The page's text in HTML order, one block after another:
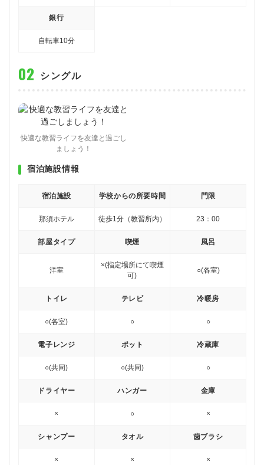
銀行
自転車10分
シングル
快適な教習ライフを友達と過ごし
ましょう！
宿泊施設情報
宿泊施設
那須ホテル
学校からの所要時間
徒歩1分（教習所内）
門限
23：00
部屋タイプ
洋室
喫煙
×(指定場所にて喫煙
可)
風呂
○(各室)
トイレ
○(各室)
テレビ
○
冷暖房
○
電子レンジ
○(共同)
ポット
○(共同)
冷蔵庫
○
ドライヤー
×
ハンガー
○
金庫
×
シャンプー
×
タオル
×
歯ブラシ
×